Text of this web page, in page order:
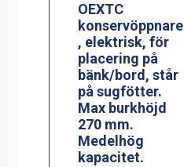
OEXTC
konservöppnare
, elektrisk, för
placering på
bänk/bord, står
på sugfötter.
Max burkhöjd
270 mm.
Medelhög
kapacitet.